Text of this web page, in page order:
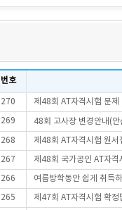
번호
270 제48회 AT자격시험 문
269 48회 고사장 변경안내(
268 제48회 AT자격시험 원서
267 제48회 국가공인 AT자격
266 여름방학동안 쉽게 취득
265 제47회 AT자격시험 확정